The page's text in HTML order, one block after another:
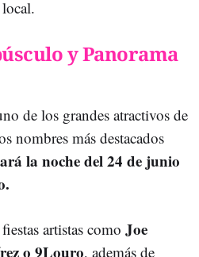
y Panorama
de los grandes atractivos de
nombres más destacados
la noche del 24 de junio
artistas como Joe
o 9Louro, además de